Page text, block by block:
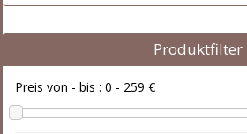
Produktfilter
Preis von - bis : 0 - 259 €